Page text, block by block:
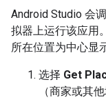
Android Studio 会
拟器上运行该应用
所在位置为中心显
选择 Get
（商家或其